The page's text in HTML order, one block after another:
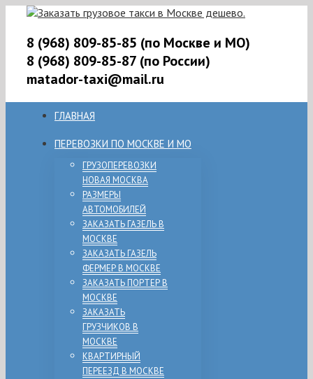
8 (968) 809-85-85 (по Москве и МО)
8 (968) 809-85-87 (по России)
matador-taxi@mail.ru
ГЛАВНАЯ
ПЕРЕВОЗКИ ПО МОСКВЕ И МО
ГРУЗОПЕРЕВОЗКИ
НОВАЯ МОСКВА
РАЗМЕРЫ
АВТОМОБИЛЕЙ
ЗАКАЗАТЬ ГАЗЕЛЬ В
МОСКВЕ
ЗАКАЗАТЬ ГАЗЕЛЬ
ФЕРМЕР В МОСКВЕ
ЗАКАЗАТЬ ПОРТЕР В
МОСКВЕ
ЗАКАЗАТЬ
ГРУЗЧИКОВ В
МОСКВЕ
КВАРТИРНЫЙ
ПЕРЕЕЗД В МОСКВЕ